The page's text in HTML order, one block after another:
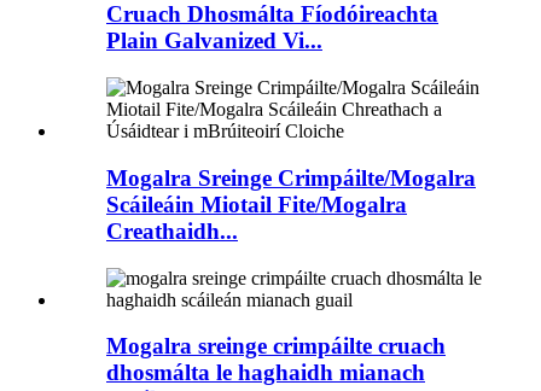
Cruach Dhosmálta Fíodóireachta
Plain Galvanized Vi...
Mogalra Sreinge Crimpáilte/Mogalra
Scáileáin Miotail Fite/Mogalra
Creathaidh...
Mogalra sreinge crimpáilte cruach
dhosmálta le haghaidh mianach